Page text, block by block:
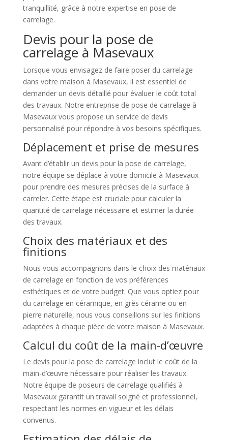
tranquillité, grâce à notre expertise en pose de
carrelage.
Devis pour la pose de
carrelage à Masevaux
Lorsque vous envisagez de faire poser du carrelage
dans votre maison à Masevaux, il est essentiel de
demander un devis détaillé pour évaluer le coût total
des travaux. Notre entreprise de pose de carrelage à
Masevaux vous propose un service de devis
personnalisé pour répondre à vos besoins spécifiques.
Déplacement et prise de mesures
Avant d’établir un devis pour la pose de carrelage,
notre équipe se déplace à votre domicile à Masevaux
pour prendre des mesures précises de la surface à
carreler. Cette étape est cruciale pour calculer la
quantité de carrelage nécessaire et estimer la durée
des travaux.
Choix des matériaux et des
finitions
Nous vous accompagnons dans le choix des matériaux
de carrelage en fonction de vos préférences
esthétiques et de votre budget. Que vous optiez pour
du carrelage en céramique, en grès cérame ou en
pierre naturelle, nous vous conseillons sur les finitions
adaptées à chaque pièce de votre maison à Masevaux.
Calcul du coût de la main-d’œuvre
Le devis pour la pose de carrelage inclut le coût de la
main-d’œuvre nécessaire pour réaliser les travaux.
Notre équipe de poseurs de carrelage qualifiés à
Masevaux garantit un travail soigné et professionnel,
respectant les normes en vigueur et les délais
convenus.